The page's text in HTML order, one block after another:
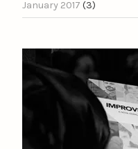
January 2017 (3)